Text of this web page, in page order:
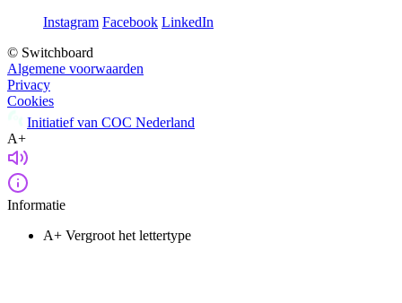
Instagram Facebook LinkedIn
© Switchboard
Algemene voorwaarden
Privacy
Cookies
Initiatief van COC Nederland
A+
Informatie
A+ Vergroot het lettertype